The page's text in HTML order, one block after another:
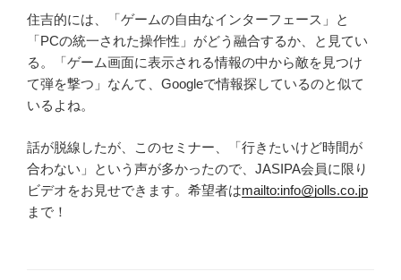
住吉的には、「ゲームの自由なインターフェース」と
「PCの統一された操作性」がどう融合するか、と見てい
る。「ゲーム画面に表示される情報の中から敵を見つけ
て弾を撃つ」なんて、Googleで情報探しているのと似て
いるよね。
話が脱線したが、このセミナー、「行きたいけど時間が
合わない」という声が多かったので、JASIPA会員に限り
ビデオをお見せできます。希望者はmailto:info@jolls.co.jp
まで！